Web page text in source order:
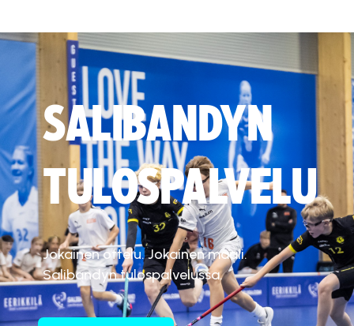
SALIBANDYN
TULOSPALVELU
Jokainen ottelu. Jokainen maali.
Salibandyn tulospalvelussa.